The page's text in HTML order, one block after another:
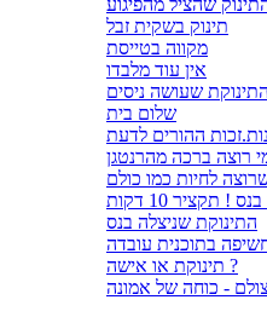
שהציל מהפיגוע
תינוק בשקית זבל
מקווה בטייסת
אין עוד מלבדו
התינוקת שעושה ניסים
שלום בית
התינוקת שניצלה בנס
בתוכנית עובדה
תינוקת או אישה ?
- כוחה של אמונה